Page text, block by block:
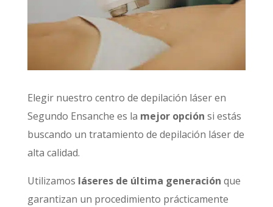
Elegir nuestro centro de depilación láser en
Segundo Ensanche es la mejor opción si estás
buscando un tratamiento de depilación láser de
alta calidad.
Utilizamos láseres de última generación que
garantizan un procedimiento prácticamente